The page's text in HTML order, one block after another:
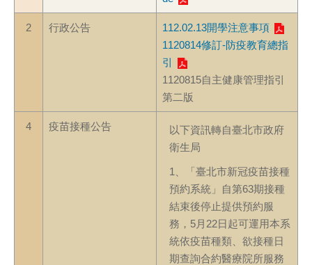
2 行政公告
112.02.13開學注意事項
1120814修訂-防疫教育總指
引
1120815自主健康管理指引
第二版
4 疫苗接種公告
以下資訊轉自臺北市政府
衛生局
1、「臺北市新冠疫苗接種
預約系統」自第63期接種
結束後停止提供預約服
務，5月22日起可運用本系
統依疫苗種類、欲接種日
期查詢合約醫療院所服務